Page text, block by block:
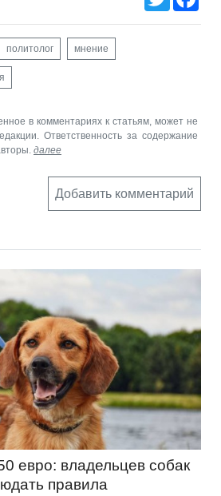
политолог мнение
в комментариях к статьям, может не
Ответственность за содержание
далее
Добавить комментарий
евро: владельцев собак
правила